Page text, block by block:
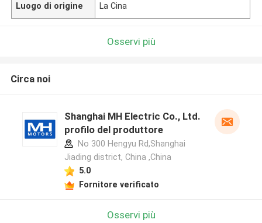
Luogo di origine La Cina
Osservi più
Circa noi
Shanghai MH Electric Co., Ltd.
profilo del produttore
No 300 Hengyu Rd,Shanghai
Jiading district, China ,China
5.0
Fornitore verificato
Osservi più